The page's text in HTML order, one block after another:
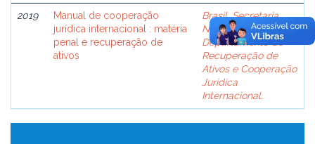
2019
Manual de cooperação
jurídica internacional : matéria
penal e recuperação de
ativos
Brasil. Secretaria
Nacional de Justiça.
Departamento de
Recuperação de
Ativos e Cooperação
Jurídica
Internacional.